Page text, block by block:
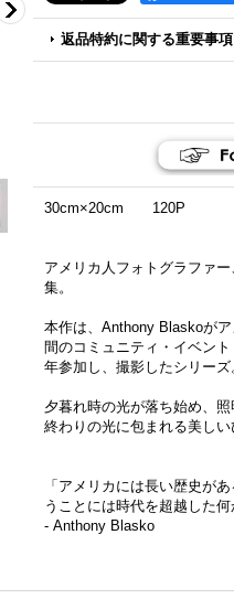
返品特約に関する重要事項
30cm×20cm 120P
アメリカ人フォトグラファ
集。
本作は、Anthony Blaskoが
間のコミュニティ・イベン
年参加し、撮影したシリーズ
夕暮れ時の光が落ち始め、
終わりの光に包まれる美しい
「アメリカには長い歴史が
うことには時代を超越した何
- Anthony Blasko